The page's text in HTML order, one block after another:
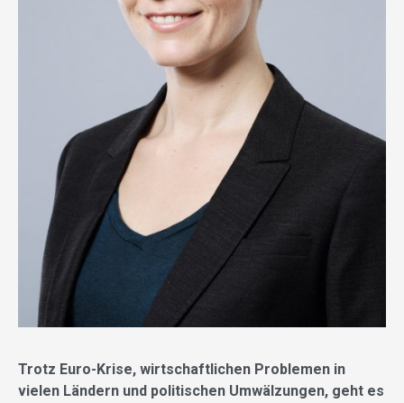
Trotz Euro-Krise, wirtschaftlichen Problemen in
vielen Ländern und politischen Umwälzungen, geht es